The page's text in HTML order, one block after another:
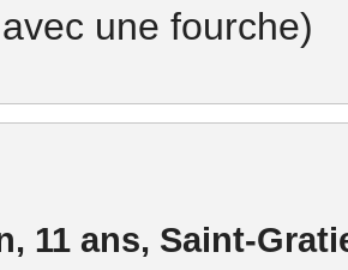
une fourche)
11 ans, Saint-